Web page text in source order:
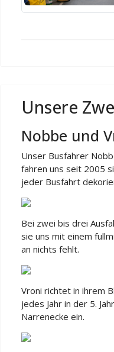
Unsere
Nobbe und
Unser Busfahrer
fahren uns seit 2005
jeder Busfahrt
Bei zwei bis drei
sie uns mit einem
an nichts fehlt.
Vroni richtet in ihrem
jedes Jahr in der 5.
Narrenecke ein.